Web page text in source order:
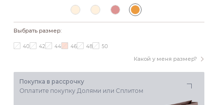
Выбрать размер:
Какой у меня размер?
40 42 44 46 48 50
Покупка в рассрочку
Оплатите покупку Долями или Сплитом